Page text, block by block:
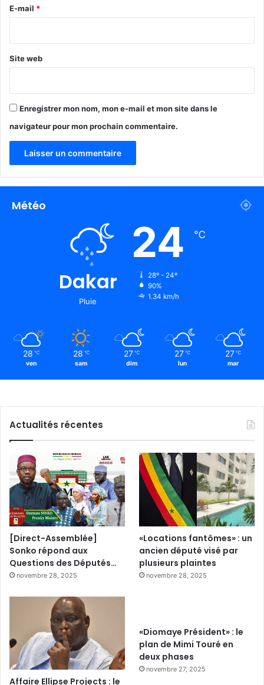
e
E-mail *
Site web
Enregistrer mon nom, mon e-mail et mon site dans le
navigateur pour mon prochain commentaire.
Météo
Dakar
Pluie
24 ℃
28º - 24º
90%
1.34 km/h
28 ℃
ven
28 ℃
sam
27 ℃
dim
27 ℃
lun
27 ℃
mar
Actualités récentes
[Direct-Assemblée]
Sonko répond aux
Questions des Députés…
novembre 28, 2025
«Locations fantômes» : un
ancien député visé par
plusieurs plaintes
novembre 28, 2025
Affaire Ellipse Projects : le
«Diomaye Président» : le
plan de Mimi Touré en
deux phases
novembre 27, 2025